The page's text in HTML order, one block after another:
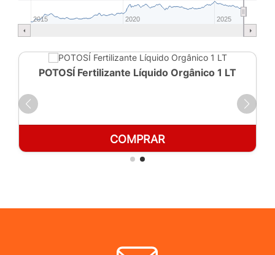
2015 2020 2025
POTOSÍ Fertilizante Líquido Orgânico 1 LT
COMPRAR